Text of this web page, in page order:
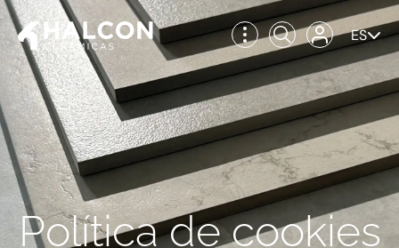
ES
Política de cookies